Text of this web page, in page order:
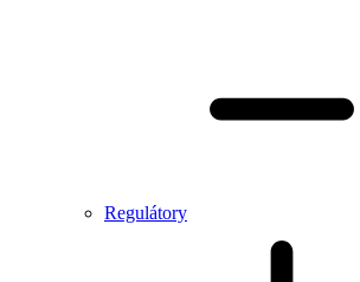
Regulátory